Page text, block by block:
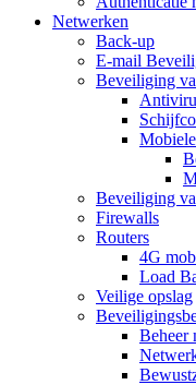
Netwerken
Back-up
E-mail
Beveiliging
Beveiliging
Firewalls
Routers
4G
Load
Veilige opslag
Beheer